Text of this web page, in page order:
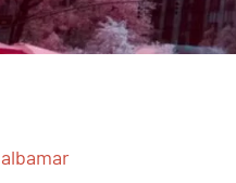
albamar